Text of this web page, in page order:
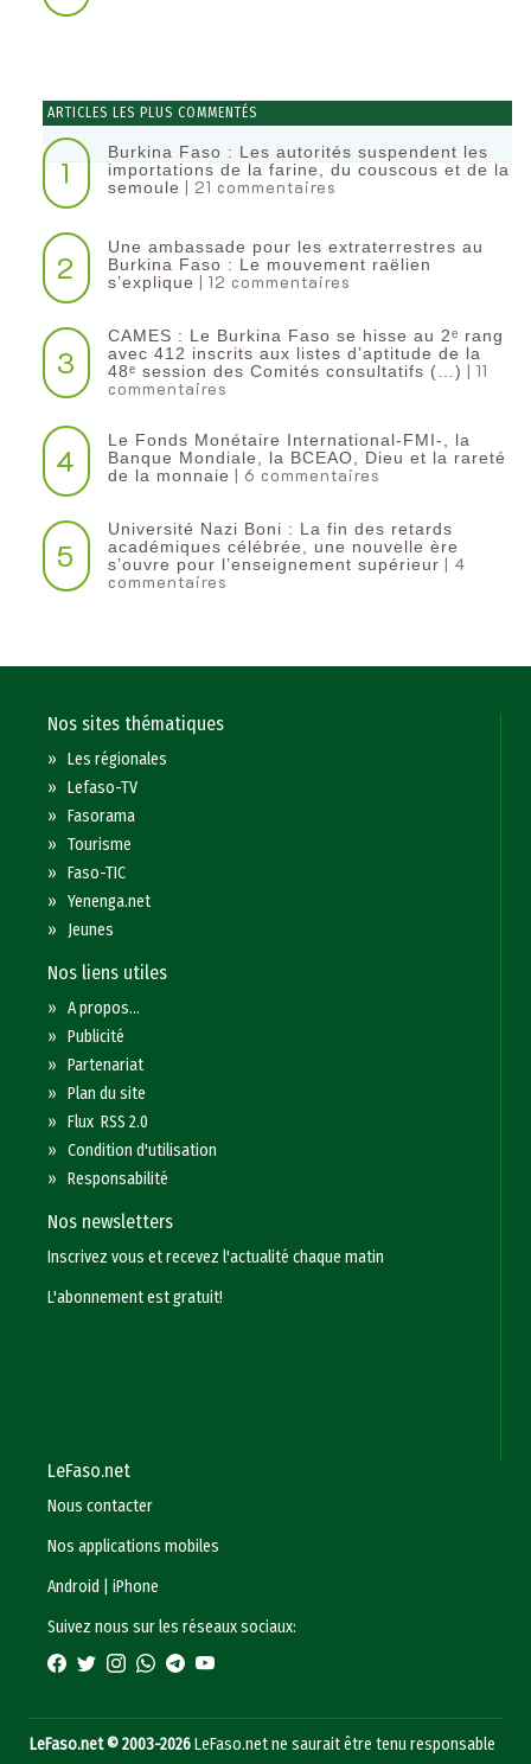
ARTICLES LES PLUS COMMENTÉS
1
Burkina Faso : Les autorités suspendent les
importations de la farine, du couscous et de la
semoule | 21 commentaires
2
Une ambassade pour les extraterrestres au
Burkina Faso : Le mouvement raëlien
s’explique | 12 commentaires
3
CAMES : Le Burkina Faso se hisse au 2ᵉ rang
avec 412 inscrits aux listes d’aptitude de la
48ᵉ session des Comités consultatifs (…) | 11
commentaires
4
Le Fonds Monétaire International-FMI-, la
Banque Mondiale, la BCEAO, Dieu et la rareté
de la monnaie | 6 commentaires
5
Université Nazi Boni : La fin des retards
académiques célébrée, une nouvelle ère
s’ouvre pour l’enseignement supérieur | 4
commentaires
Nos sites thématiques
»Les régionales
»Lefaso-TV
»Fasorama
»Tourisme
»Faso-TIC
»Yenenga.net
» Jeunes
Nos liens utiles
»A propos...
»Publicité
»Partenariat
»Plan du site
»Flux RSS 2.0
»Condition d'utilisation
»Responsabilité
Nos newsletters
Inscrivez vous et recevez l'actualité chaque matin
L'abonnement est gratuit!
LeFaso.net
Nous contacter
Nos applications mobiles
Android
|iPhone
Suivez nous sur les réseaux sociaux:
LeFaso.net © 2003-2026LeFaso.net ne saurait être tenu responsable